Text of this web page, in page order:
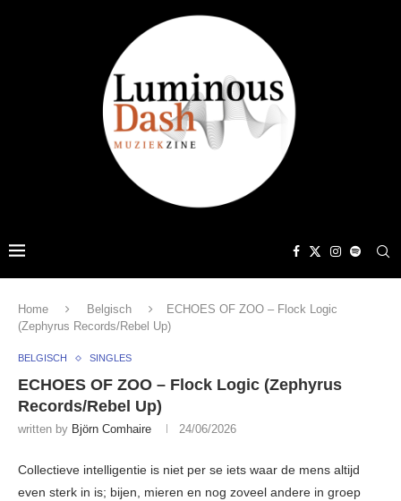
Home Belgisch
ECHOES OF ZOO – Flock Logic
(Zephyrus Records/Rebel Up)
BELGISCH SINGLES
ECHOES OF ZOO – Flock Logic (Zephyrus
Records/Rebel Up)
written by Björn Comhaire 24/06/2026
Collectieve intelligentie is niet per se iets waar de mens altijd
even sterk in is; bijen, mieren en nog zoveel andere in groep